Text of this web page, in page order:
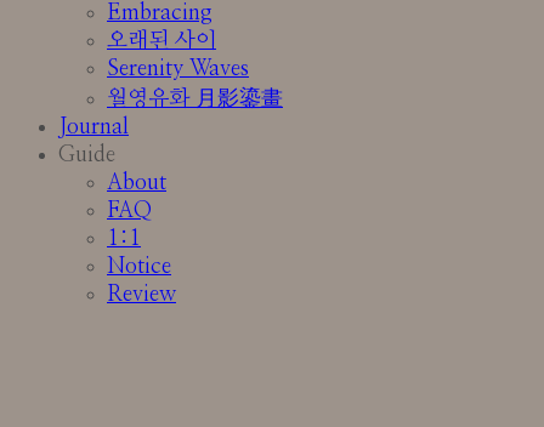
Embracing
오래된 사이
Serenity Waves
월영유화 月影鎏畫
Journal
Guide
About
FAQ
1:1
Notice
Review